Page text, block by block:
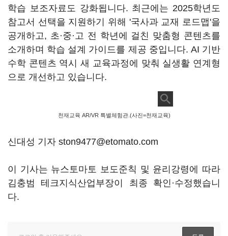
학습 보조자료도 강화됩니다. 최근에는 2025학년도
참고서 선택을 지원하기 위해 '국사과 교재 로드맵'을
공개하고, 초·중·고 전 학년에 걸친 맞춤형 콘텐츠를
소개하며 학습 설계 가이드를 제공 중입니다. AI 기반
수학 콘텐츠 역시 새 교육과정에 맞춰 실생활 연계형
으로 개선하고 있습니다.
천재교육 AR/VR 특별체험관.(사진=천재교육)
신대성 기자 ston9477@etomato.com
이 기사는 뉴스토마토 보도준칙 및 윤리강령에 따라
김충범 테크지식산업부장이 최종 확인·수정했습니
다.